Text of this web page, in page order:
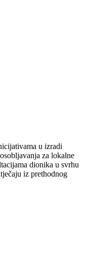
u izradi
za lokalne
dionika u svrhu
iz prethodnog